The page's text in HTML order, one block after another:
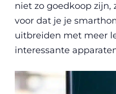
niet zo goedkoop zijn,
voor dat je je
uitbreiden met meer
interessante